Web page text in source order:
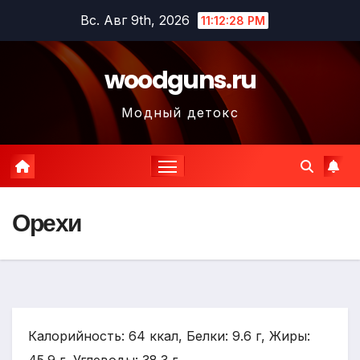
содержимому
Вс. Авг 9th, 2026 11:12:30 PM
woodguns.ru
Модный детокс
Орехи
Калорийность: 64 ккал, Белки: 9.6 г, Жиры: